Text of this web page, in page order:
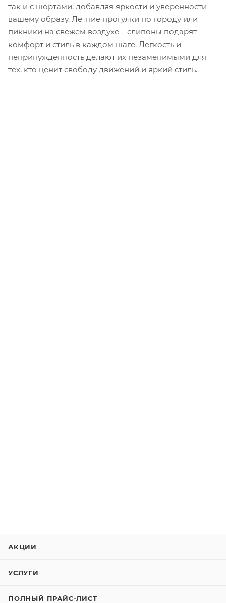
так и с шортами, добавляя яркости и уверенности
вашему образу. Летние прогулки по городу или
пикники на свежем воздухе – слипоны подарят
комфорт и стиль в каждом шаге. Легкость и
непринужденность делают их незаменимыми для
тех, кто ценит свободу движений и яркий стиль.
АКЦИИ
УСЛУГИ
ПОЛНЫЙ ПРАЙС-ЛИСТ